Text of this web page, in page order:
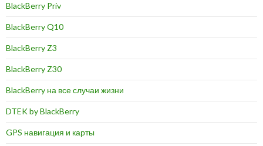
BlackBerry Priv
BlackBerry Q10
BlackBerry Z3
BlackBerry Z30
BlackBerry на все случаи жизни
DTEK by BlackBerry
GPS навигация и карты